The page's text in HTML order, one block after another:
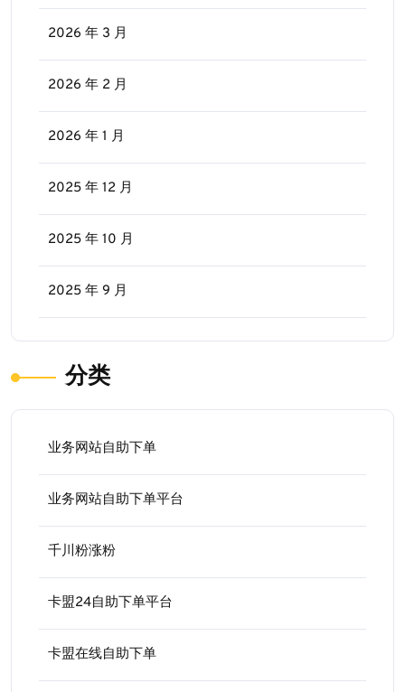
2026 年 3 月
2026 年 2 月
2026 年 1 月
2025 年 12 月
2025 年 10 月
2025 年 9 月
分类
业务网站自助下单
业务网站自助下单平台
千川粉涨粉
卡盟24自助下单平台
卡盟在线自助下单